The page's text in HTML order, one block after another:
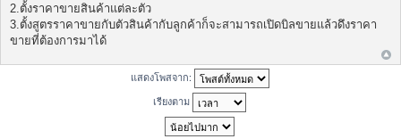
2.ตั้งราคาขายสินค้าแต่ละตัว
3.ตั้งสูตรราคาขายกับตัวสินค้ากับลูกค้าก็จะสามารถเปิดบิลขายแล้วดึงราคา
ขายที่ต้องการมาได้
แสดงโพสจาก:
เรียงตาม